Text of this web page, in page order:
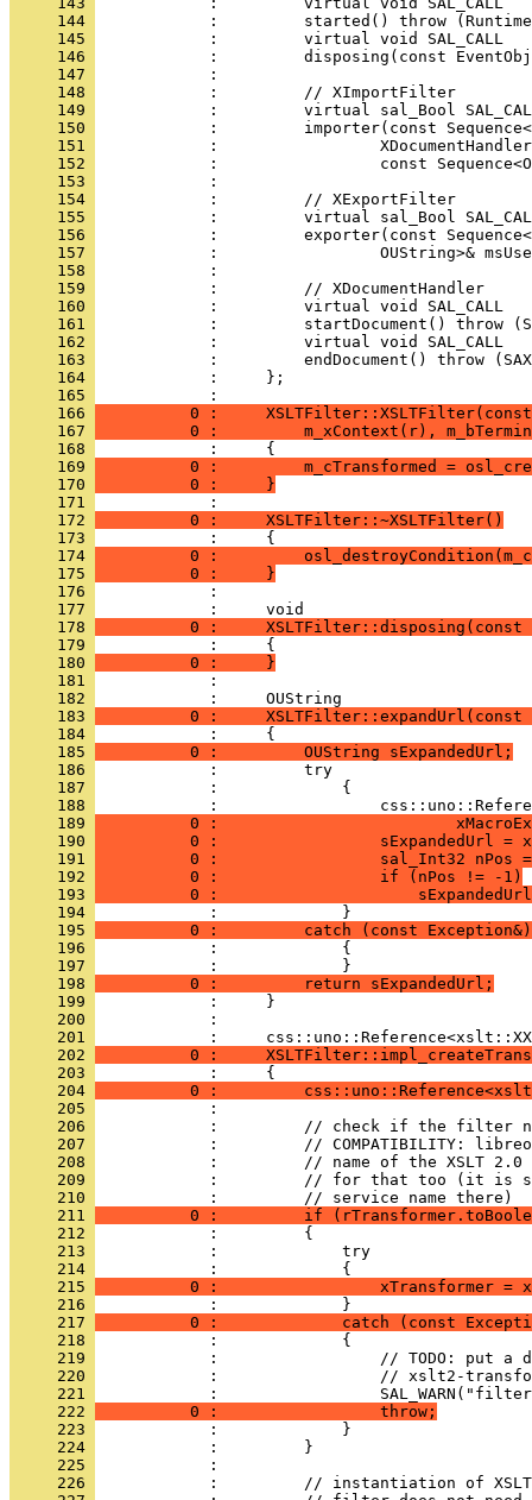
     144
     145
     146
     147
     148
     149
     150
     151
     152
     153
     154
     155
     156
     157
     158
     159
     160
     161
     162
     163
     164
            :     };
     165
     166
0 :
     167
0 :         m_xContext(r),
     168
     169
0 :         m_cTransformed =
     170
          0 :     }
     171
     172
          0 :     XSLTFilter::~XSLTFilter()
     173
     174
0 :
     175
          0 :     }
     176
            :
     177
     178
0 :
     179
     180
          0 :     }
     181
            :
     182
     183
0 :     XSLTFilter::expandUrl(const
     184
     185
          0 :         OUString sExpandedUrl;
     186
     187
     188
     189
0 :
     190
0 :                 sExpandedUrl =
     191
0 :                 sal_Int32 nPos
     192
          0 :                 if (nPos != -1)
     193
0 :
     194
     195
          0 :         catch (const Exception&)
     196
     197
     198
          0 :         return sExpandedUrl;
     199
     200
            :
     201
     202
0 :
     203
     204
0 :
     205
     206
     207
     208
     209
     210
     211
0 :         if
     212
     213
     214
     215
0 :                 xTransformer =
     216
     217
0 :             catch (const
     218
     219
     220
     221
     222
          0 :                 throw;
     223
     224
     225
     226